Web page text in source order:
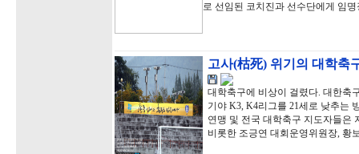
로 선임된 코치진과 선수단에게 임
고사(枯死) 위기의 대학축
대학축구에 비상이 걸렸다. 대한축
기야 K3, K4리그를 21세로 낮추는
연맹 및 전국 대학축구 지도자들은
비롯한 조긍연 대회운영위원장, 황